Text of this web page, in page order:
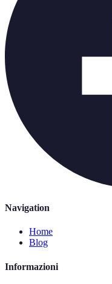
Navigation
Home
Blog
Informazioni